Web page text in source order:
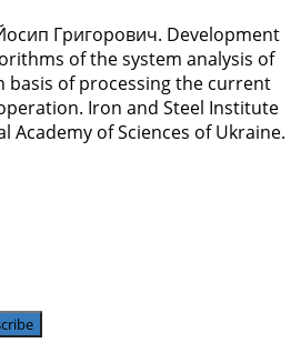
Григорович. Development
of the system analysis of
basis of processing the current
Iron and Steel Institute
Academy of Sciences of Ukraine.